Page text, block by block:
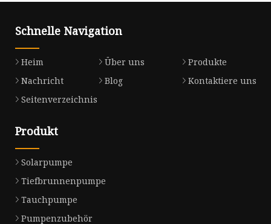
Schnelle Navigation
Heim Über uns
Produkte
Nachricht
Blog
Kontaktiere uns
Seitenverzeichnis
Produkt
Solarpumpe
Tiefbrunnenpumpe
Tauchpumpe
Pumpenzubehör